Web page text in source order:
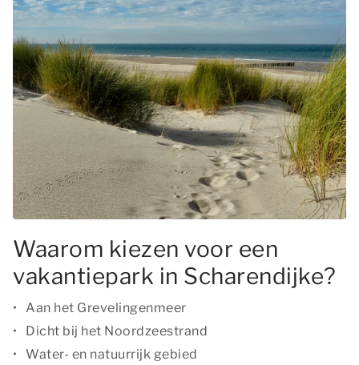
Waarom kiezen voor een
vakantiepark in Scharendijke?
Aan het Grevelingenmeer
Dicht bij het Noordzeestrand
Water- en natuurrijk gebied